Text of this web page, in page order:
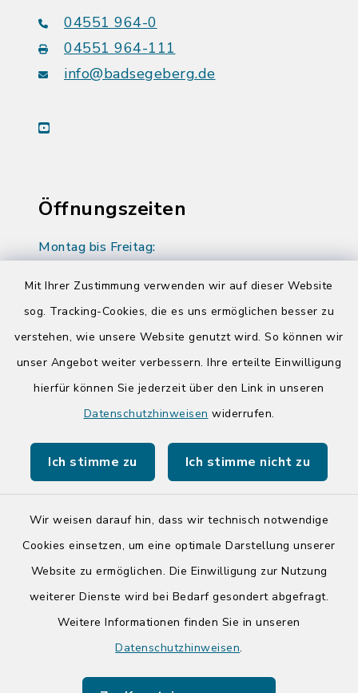
Mit Ihrer Zustimmung verwenden wir auf dieser Website
sog. Tracking-Cookies, die es uns ermöglichen besser zu
verstehen, wie unsere Website genutzt wird. So können wir
unser Angebot weiter verbessern. Ihre erteilte Einwilligung
hierfür können Sie jederzeit über den Link in unseren
Datenschutzhinweisen widerrufen.
Ich stimme zu Ich stimme nicht zu
Wir weisen darauf hin, dass wir technisch notwendige
Cookies einsetzen, um eine optimale Darstellung unserer
Website zu ermöglichen. Die Einwilligung zur Nutzung
weiterer Dienste wird bei Bedarf gesondert abgefragt.
Weitere Informationen finden Sie in unseren
Datenschutzhinweisen.
04551 964-0
04551 964-111
info@badsegeberg.de
youtube
Öffnungszeiten
Montag bis Freitag:
Donnerstag zusätzlich:
14:00-17:00 Uhr
Quicklinks
Tourist-Info der Stadt Bad Segeberg
Barrierefreiheit